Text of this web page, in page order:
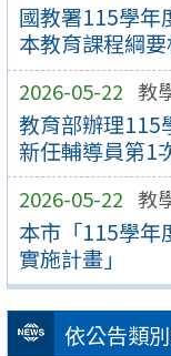
國教署115學年
本教育課程綱
2026-05-22 教
教育部辦理115
新任輔導員第1
2026-05-22 教
本市「115學年
實施計畫」
依公告類